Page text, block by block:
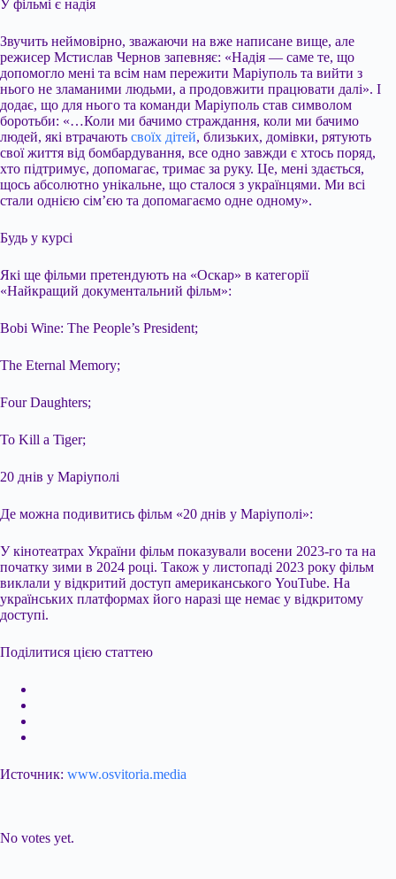
У фільмі є надія
Звучить неймовірно, зважаючи на вже написане вище, але
режисер Мстислав Чернов запевняє: «Надія — саме те, що
допомогло мені та всім нам пережити Маріуполь та вийти з
нього не зламаними людьми, а продовжити працювати далі». І
додає, що для нього та команди Маріуполь став символом
боротьби: «…Коли ми бачимо страждання, коли ми бачимо
людей, які втрачають своїх дітей, близьких, домівки, рятують
свої життя від бомбардування, все одно завжди є хтось поряд,
хто підтримує, допомагає, тримає за руку. Це, мені здається,
щось абсолютно унікальне, що сталося з українцями. Ми всі
стали однією сім’єю та допомагаємо одне одному».
Будь у курсі
Які ще фільми претендують на «Оскар» в категорії
«Найкращий документальний фільм»:
Bobi Wine: The People’s President;
The Eternal Memory;
Four Daughters;
To Kill a Tiger;
20 днів у Маріуполі
Де можна подивитись фільм «20 днів у Маріуполі»:
У кінотеатрах України фільм показували восени 2023-го та на
початку зими в 2024 році. Також у листопаді 2023 року фільм
виклали у відкритий доступ американського YouTube. На
українських платформах його наразі ще немає у відкритому
доступі.
Поділитися цією статтею
Источник: www.osvitoria.media
No votes yet.